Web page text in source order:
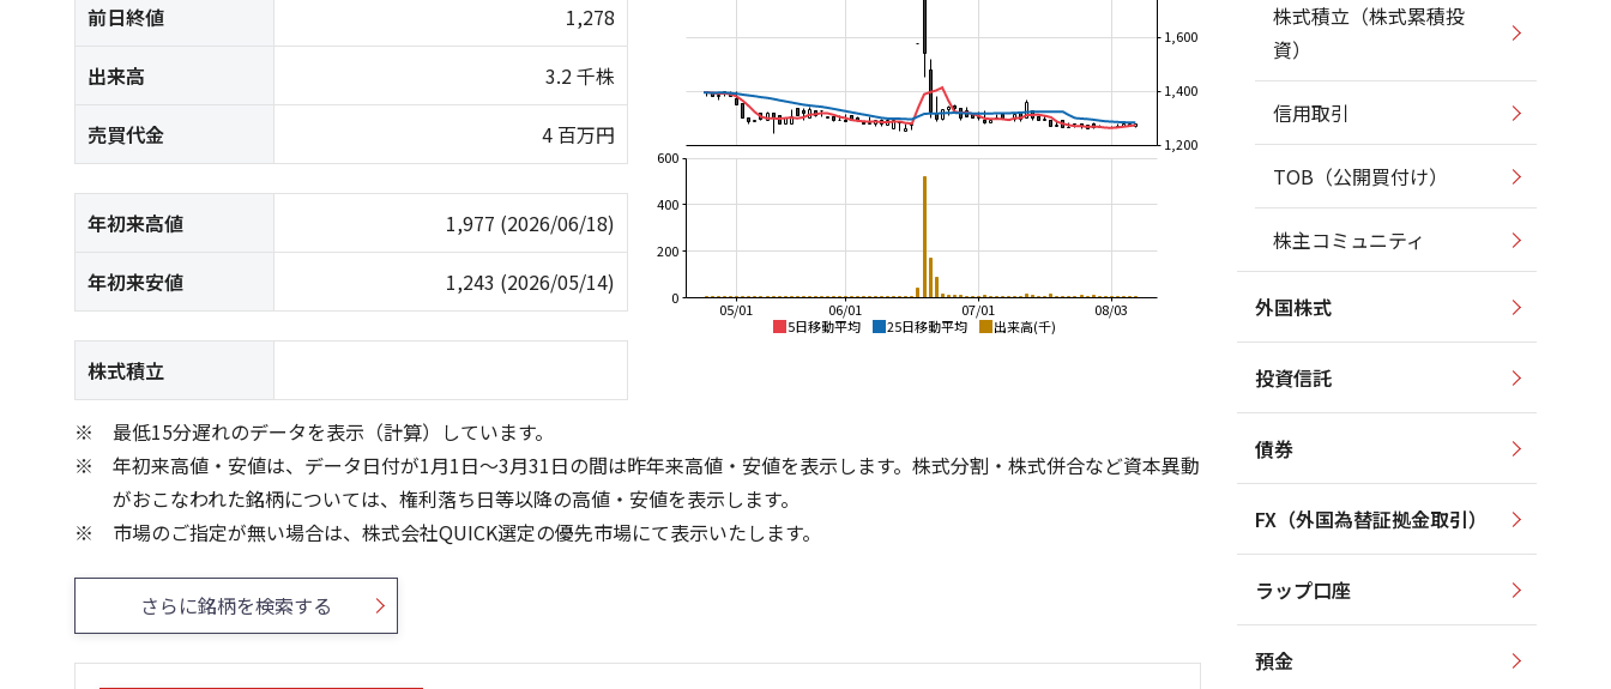
前日終値 1,278
出来高 3.2 千株
売買代金 4 百万円
年初来高値 1,977 (2026/06/18)
年初来安値 1,243 (2026/05/14)
株式積立
5日移動平均 25日移動平均 出来高(千)
08/03
07/01
06/01
05/01
1,200
1,400
1,600
0
200
400
600
最低15分遅れのデータを表示（計算）しています。
年初来高値・安値は、データ日付が1月1日～3月31日の間は昨年来高値・安値を表示します。株式分割・株式併合など資本異動
がおこなわれた銘柄については、権利落ち日等以降の高値・安値を表示します。
市場のご指定が無い場合は、株式会社QUICK選定の優先市場にて表示いたします。
さらに銘柄を検索する
株式積立（株式累積投
資）
信用取引
TOB（公開買付け）
株主コミュニティ
外国株式
投資信託
債券
FX（外国為替証拠金取引）
ラップ口座
預金